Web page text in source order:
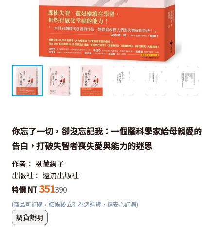
你忘了一切，卻沒忘記我：一個腦科學家給母親愛的
告白，打破失智者喪失愛與能力的迷思
作者： 恩藏絢子
出版社： 遠流出版社
特價 NT 351390
(商品可訂購，結帳後立刻為您進貨，請安心訂購)
調貨說明